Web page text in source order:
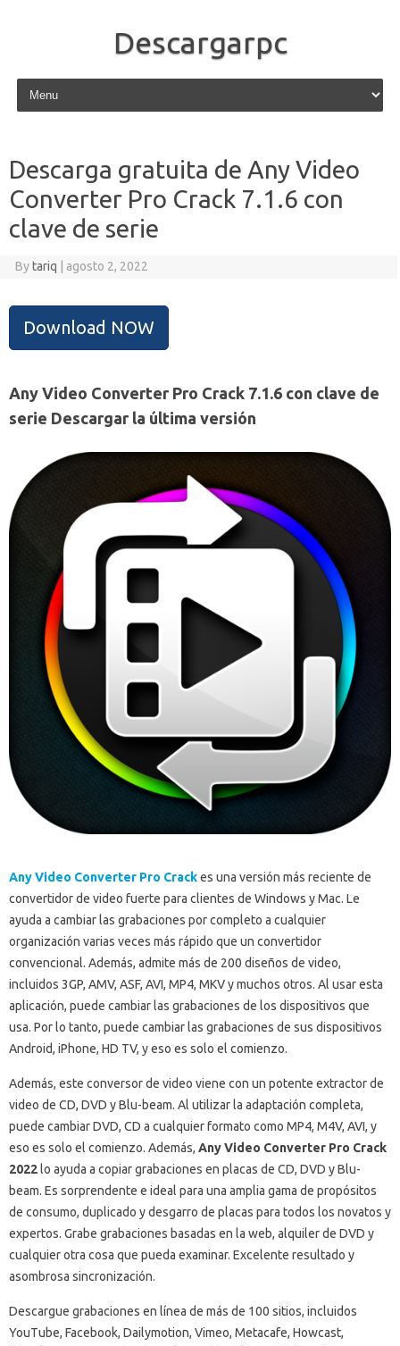
Descargarpc
Skip to content
Descarga gratuita de Any Video
Converter Pro Crack 7.1.6 con
clave de serie
Bytariq agosto 2, 2022
Download NOW
Any Video Converter Pro Crack 7.1.6 con clave de
serie Descargar la última versión
Any Video Converter Pro Crackes una versión más reciente de
convertidor de video fuerte para clientes de Windows y Mac. Le
ayuda a cambiar las grabaciones por completo a cualquier
organización varias veces más rápido que un convertidor
convencional. Además, admite más de 200 diseños de video,
incluidos 3GP, AMV, ASF, AVI, MP4, MKV y muchos otros. Al usar esta
aplicación, puede cambiar las grabaciones de los dispositivos que
usa. Por lo tanto, puede cambiar las grabaciones de sus dispositivos
Android, iPhone, HD TV, y eso es solo el comienzo.
Además, este conversor de video viene con un potente extractor de
video de CD, DVD y Blu-beam. Al utilizar la adaptación completa,
puede cambiar DVD, CD a cualquier formato como MP4, M4V, AVI, y
eso es solo el comienzo. Además, Any Video Converter Pro Crack
2022 lo ayuda a copiar grabaciones en placas de CD, DVD y Blu-
beam. Es sorprendente e ideal para una amplia gama de propósitos
de consumo, duplicado y desgarro de placas para todos los novatos y
expertos. Grabe grabaciones basadas en la web, alquiler de DVD y
cualquier otra cosa que pueda examinar. Excelente resultado y
asombrosa sincronización.
Descargue grabaciones en línea de más de 100 sitios, incluidos
YouTube, Facebook, Dailymotion, Vimeo, Metacafe, Howcast,